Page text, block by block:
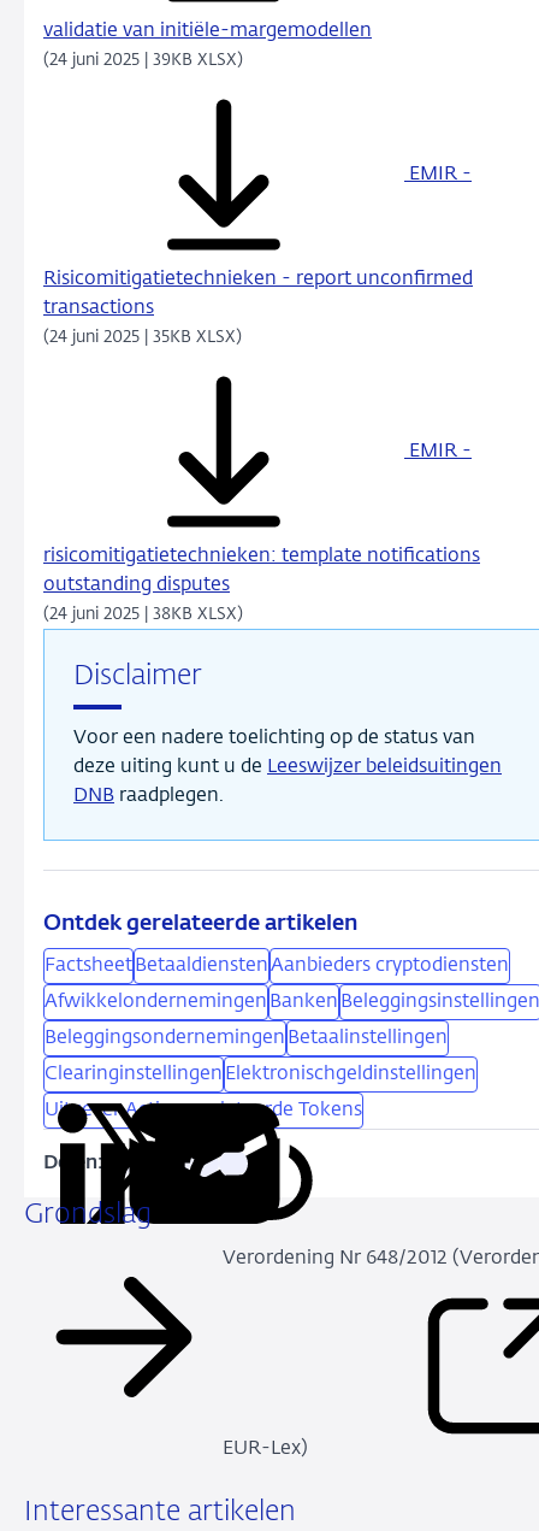
validatie van initiële-margemodellen
(24 juni 2025 | 39KB XLSX)
EMIR -
Risicomitigatietechnieken - report unconfirmed
transactions
(24 juni 2025 | 35KB XLSX)
EMIR -
risicomitigatietechnieken: template notifications
outstanding disputes
(24 juni 2025 | 38KB XLSX)
Disclaimer
Voor een nadere toelichting op de status van
deze uiting kunt u de Leeswijzer beleidsuitingen
DNB raadplegen.
Ontdek gerelateerde artikelen
Factsheet BetaaldienstenAanbieders cryptodiensten
Afwikkelondernemingen Banken Beleggingsinstellingen
Beleggingsondernemingen Betaalinstellingen
Clearinginstellingen Elektronischgeldinstellingen
Uitgever Activagerelateerde Tokens
Delen:
Deel
viavia
DeelDeel
mail
Kopieer
Grondslag
Verordening Nr 648/2012
EUR-Lex)
Interessante artikelen